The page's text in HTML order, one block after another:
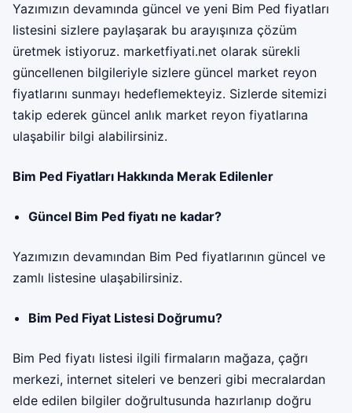
Yazımızın devamında güncel ve yeni Bim Ped fiyatları
listesini sizlere paylaşarak bu arayışınıza çözüm
üretmek istiyoruz. marketfiyati.net olarak sürekli
güncellenen bilgileriyle sizlere güncel market reyon
fiyatlarını sunmayı hedeflemekteyiz. Sizlerde sitemizi
takip ederek güncel anlık market reyon fiyatlarına
ulaşabilir bilgi alabilirsiniz.
Bim Ped Fiyatları Hakkında Merak Edilenler
Güncel Bim Ped fiyatı ne kadar?
Yazımızın devamından Bim Ped fiyatlarının güncel ve
zamlı listesine ulaşabilirsiniz.
Bim Ped Fiyat Listesi Doğrumu?
Bim Ped fiyatı listesi ilgili firmaların mağaza, çağrı
merkezi, internet siteleri ve benzeri gibi mecralardan
elde edilen bilgiler doğrultusunda hazırlanıp doğru